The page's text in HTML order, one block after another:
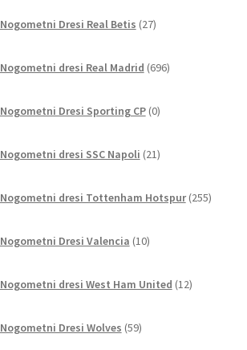
Nogometni Dresi Real Betis 27izdelkov
Nogometni dresi Real Madrid 696izdelkov
Nogometni Dresi Sporting CP 0izdelkov
Nogometni dresi SSC Napoli 21izdelkov
Nogometni dresi Tottenham Hotspur 255
Nogometni Dresi Valencia 10izdelkov
Nogometni dresi West Ham United 12izdelkov
Nogometni Dresi Wolves 59izdelkov